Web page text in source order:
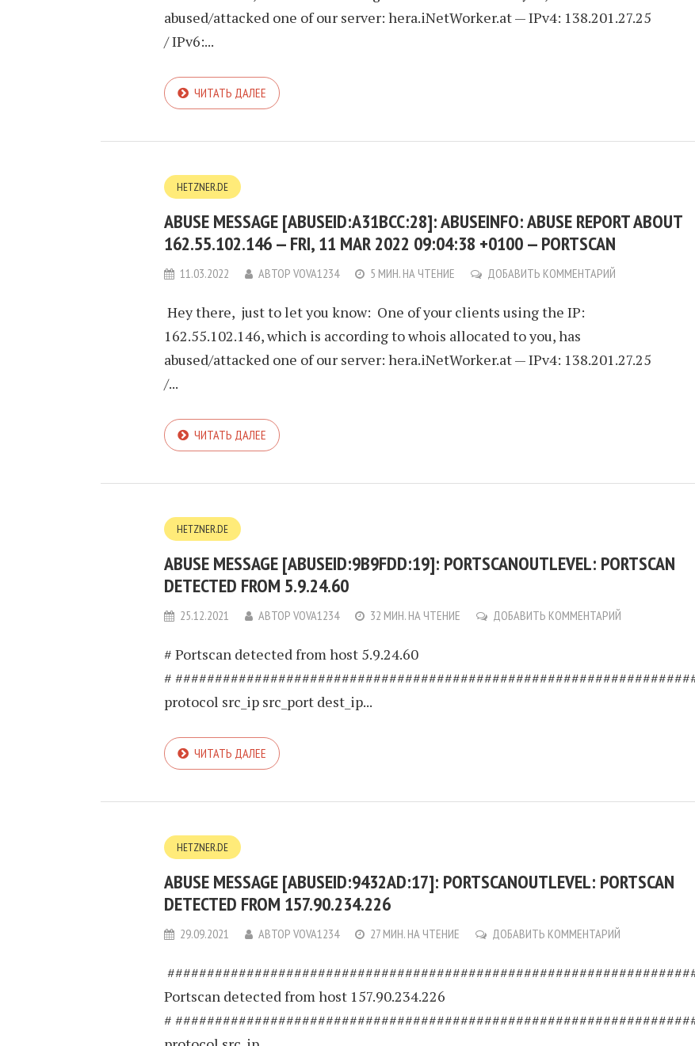
abused/attacked one of our server: hera.iNetWorker.at — IPv4: 138.201.27.25
/ IPv6:...
ЧИТАТЬ ДАЛЕЕ
HETZNER.DE
ABUSE MESSAGE [ABUSEID:A31BCC:28]: ABUSEINFO: ABUSE REPORT ABOUT
162.55.102.146 — FRI, 11 MAR 2022 09:04:38 +0100 — PORTSCAN
11.03.2022 АВТОР VOVA1234 5 МИН. НА ЧТЕНИЕ ДОБАВИТЬ КОММЕНТАРИЙ
Hey there, just to let you know: One of your clients using the IP:
162.55.102.146, which is according to whois allocated to you, has
abused/attacked one of our server: hera.iNetWorker.at — IPv4: 138.201.27.25
/...
ЧИТАТЬ ДАЛЕЕ
HETZNER.DE
ABUSE MESSAGE [ABUSEID:9B9FDD:19]: PORTSCANOUTLEVEL: PORTSCAN
DETECTED FROM 5.9.24.60
25.12.2021 АВТОР VOVA1234 32 МИН. НА ЧТЕНИЕ ДОБАВИТЬ КОММЕНТАРИЙ
# Portscan detected from host 5.9.24.60
#
protocol src_ip src_port dest_ip...
ЧИТАТЬ ДАЛЕЕ
HETZNER.DE
ABUSE MESSAGE [ABUSEID:9432AD:17]: PORTSCANOUTLEVEL: PORTSCAN
DETECTED FROM 157.90.234.226
29.09.2021 АВТОР VOVA1234 27 МИН. НА ЧТЕНИЕ ДОБАВИТЬ КОММЕНТАРИЙ
Portscan detected from host 157.90.234.226
#